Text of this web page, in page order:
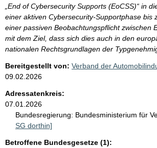
„End of Cybersecurity Supports (EoCSS)“ in
einer aktiven Cybersecurity-Supportphase bis
einer passiven Beobachtungspflicht zwischen
mit dem Ziel, dass sich dies auch in den
nationalen Rechtsgrundlagen der
Bereitgestellt von: Verband der
09.02.2026
Adressatenkreis:
07.01.2026
Bundesregierung: Bundesministerium für
SG dorthin]
Betroffene Bundesgesetze (1):